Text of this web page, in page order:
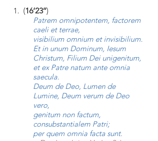
1. (16’23’’)
Patrem omnipotentem, factorem
caeli et terrae,
visibilium omnium et invisibilium.
Et in unum Dominum, Iesum
Christum, Filium Dei unigenitum,
et ex Patre natum ante omnia
saecula.
Deum de Deo, Lumen de
Lumine, Deum verum de Deo
vero,
genitum non factum,
consubstantialem Patri;
per quem omnia facta sunt.